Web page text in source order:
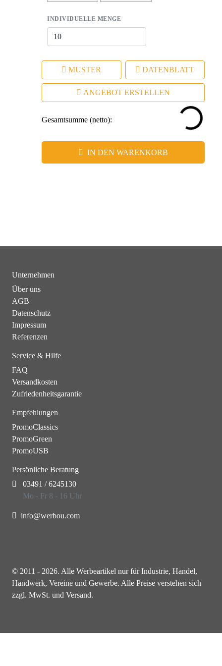
INDIVIDUELLE MENGE
MUSTER DATENBLATT
ANGEBOT ERSTELLEN
Gesamtsumme (netto):
IN DEN WARENKORB
Unternehmen
Über uns
AGB
Datenschutz
Impressum
Referenzen
Service & Hilfe
FAQ
Versandkosten
Zufriedenheitsgarantie
Empfehlungen
PromoClassics
PromoGreen
PromoUSB
Persönliche Beratung
03491 / 6245130
Mo - Fr 8 - 16 Uhr
info@werbou.com
© 2011 - 2026. Alle Werbeartikel nur für Industrie, Handel,
Handwerk, Vereine und Gewerbe. Alle Preise verstehen sich
zzgl. MwSt. und Versand.